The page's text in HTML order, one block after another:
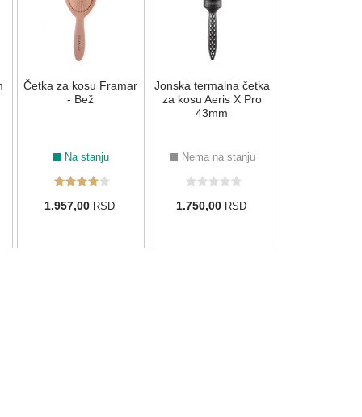
Četka za kosu Framar
- Bež
Na stanju
1.957,00 RSD
Jonska termalna četka
za kosu Aeris X Pro
43mm
Nema na stanju
1.750,00 RSD